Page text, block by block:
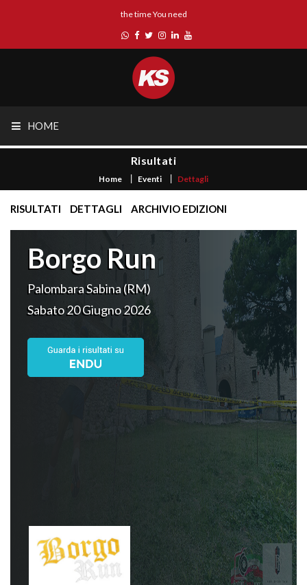
the time You need
HOME
Risultati
Home Eventi Dettagli
RISULTATI DETTAGLI ARCHIVIO EDIZIONI
Borgo Run
Palombara Sabina (RM)
Sabato 20 Giugno 2026